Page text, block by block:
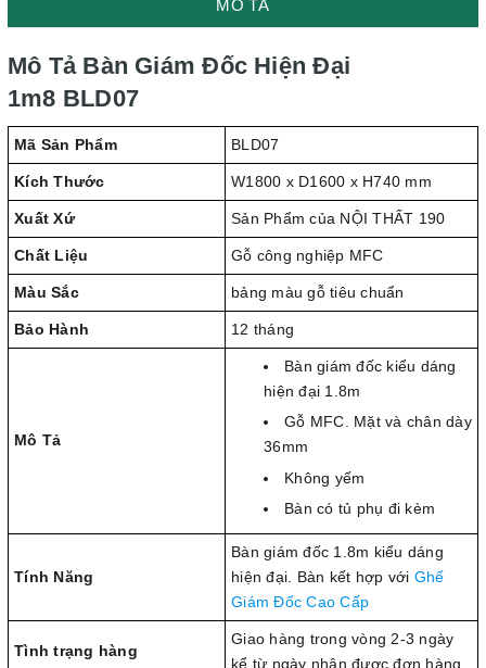
MÔ TẢ
Mô Tả Bàn Giám Đốc Hiện Đại
1m8 BLD07
Mã Sản Phẩm BLD07
Kích Thước W1800 x D1600 x H740 mm
Xuất Xứ Sản Phẩm của NỘI THẤT 190
Chất Liệu Gỗ công nghiệp MFC
Màu Sắc bảng màu gỗ tiêu chuẩn
Bảo Hành 12 tháng
Mô Tả
Bàn giám đốc kiểu dáng
hiện đại 1.8m
Gỗ MFC. Mặt và chân dày
36mm
Không yếm
Bàn có tủ phụ đi kèm
Tính Năng
Bàn giám đốc 1.8m kiểu dáng
hiện đại. Bàn kết hợp với Ghế
Giám Đốc Cao Cấp
Tình trạng hàng
Giao hàng trong vòng 2-3 ngày
kể từ ngày nhận được đơn hàng